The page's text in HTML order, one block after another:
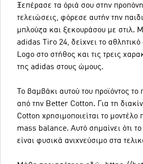
Ξεπέρασε τα όριά σου στην
τελειώσεις, φόρεσε αυτήν την
μπλούζα και ξεκουράσου με στιλ.
adidas Tiro 24, δείχνει το
Logo στο στήθος και τις τρεις
της adidas στους ώμους.
Το βαμβάκι αυτού του προϊόντος
από την Better Cotton. Για τη
Cotton χρησιμοποιείται το
mass balance. Αυτό σημαίνει ότι
είναι φυσικά ανιχνεύσιμο στα